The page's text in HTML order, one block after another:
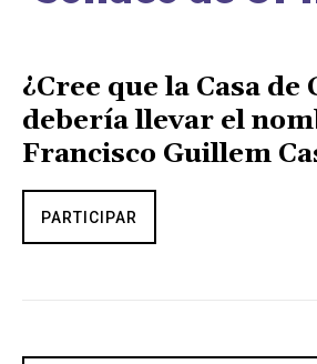
¿Cree que la Casa de
debería llevar el
Francisco Guillem
PARTICIPAR